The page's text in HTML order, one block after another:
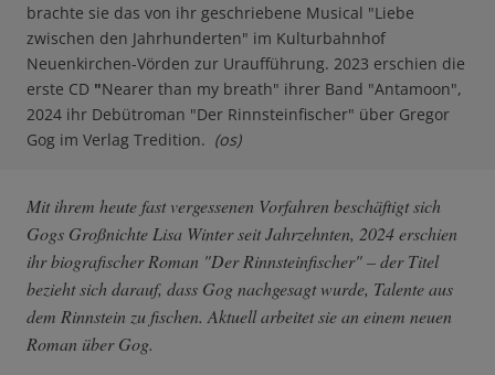
brachte sie das von ihr geschriebene Musical "Liebe
zwischen den Jahrhunderten" im Kulturbahnhof
Neuenkirchen-Vörden zur Uraufführung. 2023 erschien die
erste CD "Nearer than my breath" ihrer Band "Antamoon",
2024 ihr Debütroman "Der Rinnsteinfischer" über Gregor
Gog im Verlag Tredition. (os)
Mit ihrem heute fast vergessenen Vorfahren beschäftigt sich
Gogs Großnichte Lisa Winter seit Jahrzehnten, 2024 erschien
ihr biografischer Roman "Der Rinnsteinfischer" – der Titel
bezieht sich darauf, dass Gog nachgesagt wurde, Talente aus
dem Rinnstein zu fischen. Aktuell arbeitet sie an einem neuen
Roman über Gog.